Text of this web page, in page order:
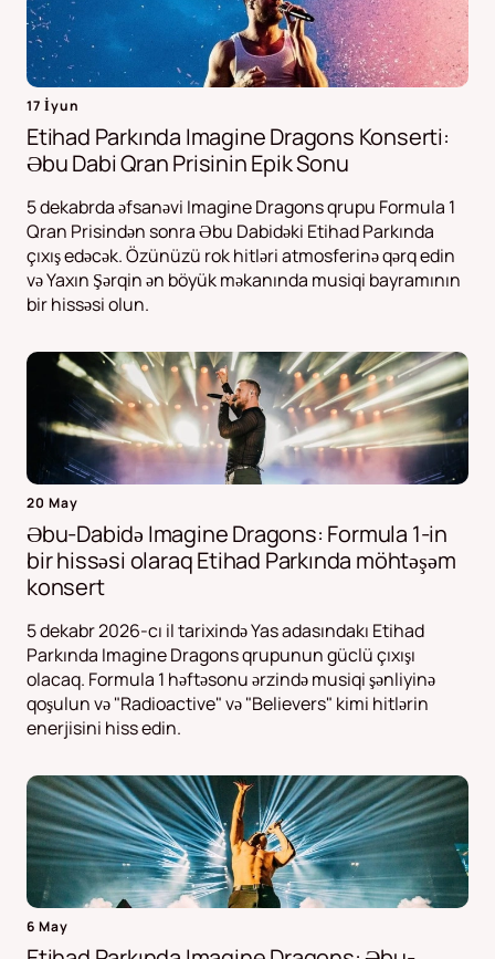
17 İyun
Etihad Parkında Imagine Dragons Konserti:
Əbu Dabi Qran Prisinin Epik Sonu
5 dekabrda əfsanəvi Imagine Dragons qrupu Formula 1
Qran Prisindən sonra Əbu Dabidəki Etihad Parkında
çıxış edəcək. Özünüzü rok hitləri atmosferinə qərq edin
və Yaxın Şərqin ən böyük məkanında musiqi bayramının
bir hissəsi olun.
20 May
Əbu-Dabidə Imagine Dragons: Formula 1-in
bir hissəsi olaraq Etihad Parkında möhtəşəm
konsert
5 dekabr 2026-cı il tarixində Yas adasındakı Etihad
Parkında Imagine Dragons qrupunun güclü çıxışı
olacaq. Formula 1 həftəsonu ərzində musiqi şənliyinə
qoşulun və "Radioactive" və "Believers" kimi hitlərin
enerjisini hiss edin.
6 May